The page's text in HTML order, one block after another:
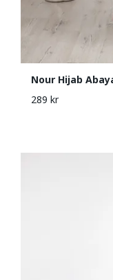
Nour Hijab
289 kr